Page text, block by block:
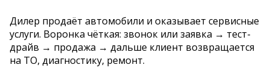
Дилер продаёт автомобили и оказывает сервисные
услуги. Воронка чёткая: звонок или заявка → тест-
драйв → продажа → дальше клиент возвращается
на ТО, диагностику, ремонт.